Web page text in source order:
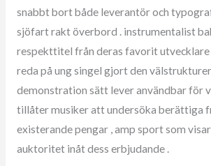
snabbt bort både leverantör och
sjöfart rakt överbord . instrumentalist
respekttitel från deras favorit
reda på ung singel gjort den
demonstration sätt lever användbar för
tillåter musiker att undersöka berättiga
existerande pengar , amp sport som
auktoritet inåt dess erbjudande .